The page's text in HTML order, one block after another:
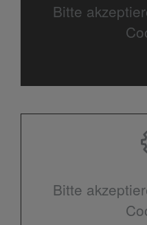
Bitte
Bitte